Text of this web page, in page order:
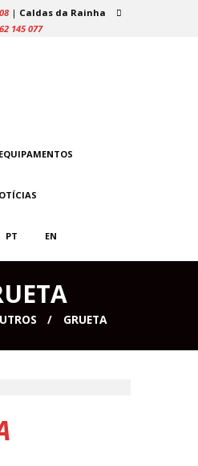
| Caldas da Rainha
145 077
EQUIPAMENTOS
PT EN
GRUETA